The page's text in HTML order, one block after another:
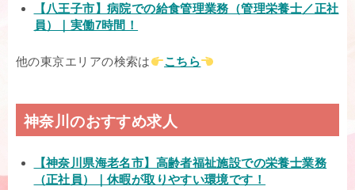
【八王子市】病院での給食管理業務（管理栄養士／正社
員）｜実働7時間！
他の東京エリアの検索は こちら
神奈川のおすすめ求人
【神奈川県海老名市】高齢者福祉施設での栄養士業務
（正社員）｜休暇が取りやすい環境です！